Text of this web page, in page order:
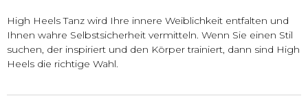
High Heels Tanz wird Ihre innere Weiblichkeit entfalten und
Ihnen wahre Selbstsicherheit vermitteln. Wenn Sie einen Stil
suchen, der inspiriert und den Körper trainiert, dann sind High
Heels die richtige Wahl.